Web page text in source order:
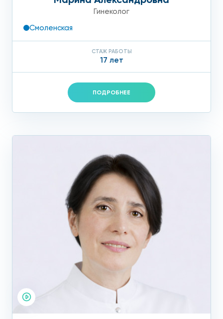
Гинеколог
Смоленская
СТАЖ РАБОТЫ
17 лет
ПОДРОБНЕЕ